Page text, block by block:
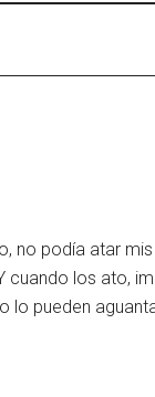
no podía atar
cuando los ato,
lo pueden